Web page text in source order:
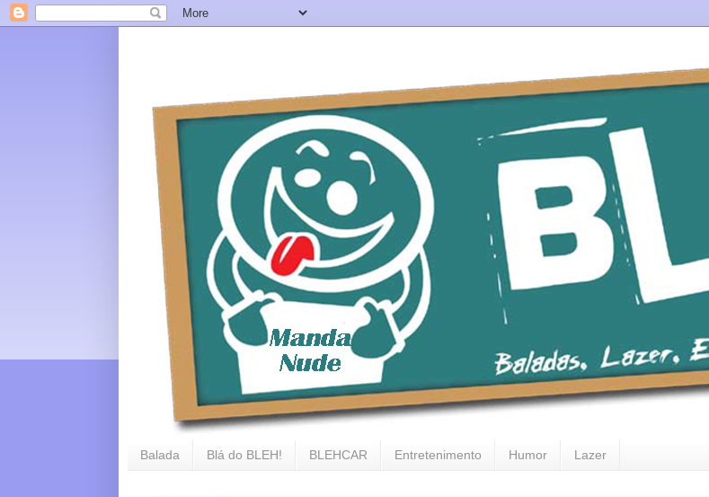
Balada Blá do BLEH! BLEHCAR Entretenimento Humor Lazer